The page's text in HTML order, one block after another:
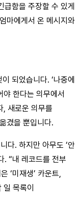
급함을 주장할 수 있게
마에게서 온 메시지와
되었습니다. ‘나중에
야 한다는 의무에서
, 새로운 의무를
겼을 뿐입니다.
다. 하지만 아무도 ‘안
. “내 레코드를 전부
‘미재생’ 카운트,
목록이